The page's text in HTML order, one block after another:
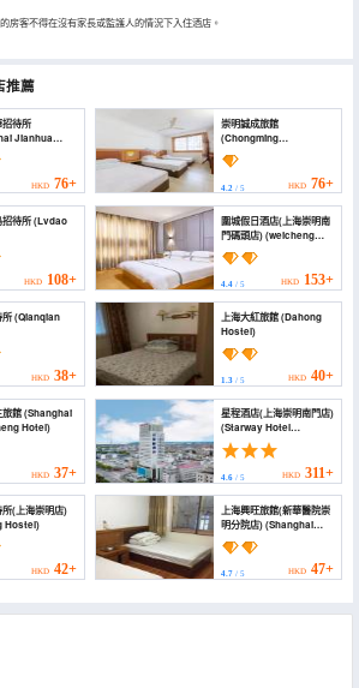
房客不得在沒有家長或監護人的情況下入住酒店。
推薦
待所
Jianhua
HKD 76+
崇明誠成旅館
(Chongming
Chengcheng Hotel)
4.2/ 5 HKD 76+
所 (Lvdao
HKD 108+
圍城假日酒店(上海崇明南
門碼頭店) (weicheng
hotel)
4.4/ 5 HKD 153+
HKD 38+
上海大紅旅館 (Dahong
Hostel)
1.3/ 5 HKD 40+
Hotel)
HKD 37+
星程酒店(上海崇明南門店)
(Starway Hotel
(Shanghai Chongming
South Gate))
4.6/ 5 HKD 311+
(上海崇明店)
Hostel)
HKD 42+
上海興旺旅館(新華醫院崇
明分院店) (Shanghai
Xingwang Hotel)
4.7/ 5 HKD 47+